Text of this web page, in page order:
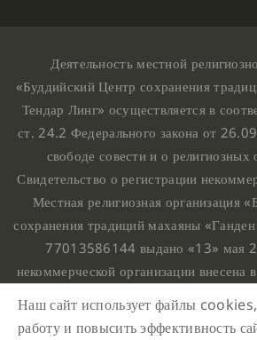
Деятельность местной
«Буддийский Центр сохранения
Тендар Линг» осуществляется в
ст. 24.2 Федерального закона от
свободе совести и о религиозных
Свидетельство о регистрации
Местная религиозная организация
сохранения традиций махаяны
77013586144 выдано «13» мая
некоммерческой организации
номером
Наш сайт использует файлы
работу и повысить эффективность